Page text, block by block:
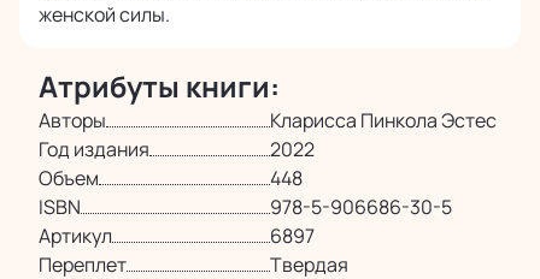
женской силы.
Атрибуты книги:
Авторы
Кларисса Пинкола Эстес
Год издания
2022
Объем
448
ISBN
978-5-906686-30-5
Артикул
6897
Переплет
Твердая